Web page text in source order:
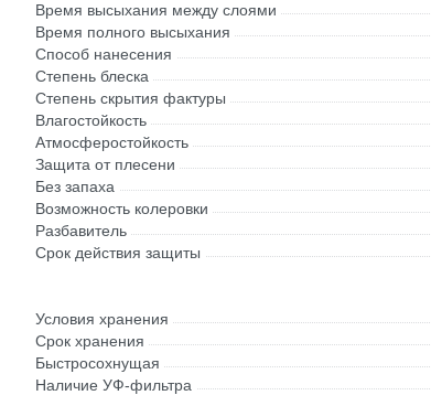
Время высыхания между слоями
Время полного высыхания
Способ нанесения
Степень блеска
Степень скрытия фактуры
Влагостойкость
Атмосферостойкость
Защита от плесени
Без запаха
Возможность колеровки
Разбавитель
Срок действия защиты
Условия хранения
Срок хранения
Быстросохнущая
Наличие УФ-фильтра